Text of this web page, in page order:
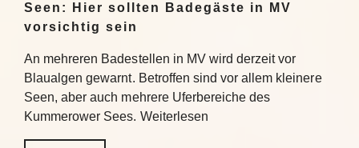
Seen: Hier sollten Badegäste in MV
vorsichtig sein
An mehreren Badestellen in MV wird derzeit vor
Blaualgen gewarnt. Betroffen sind vor allem kleinere
Seen, aber auch mehrere Uferbereiche des
Kummerower Sees. Weiterlesen